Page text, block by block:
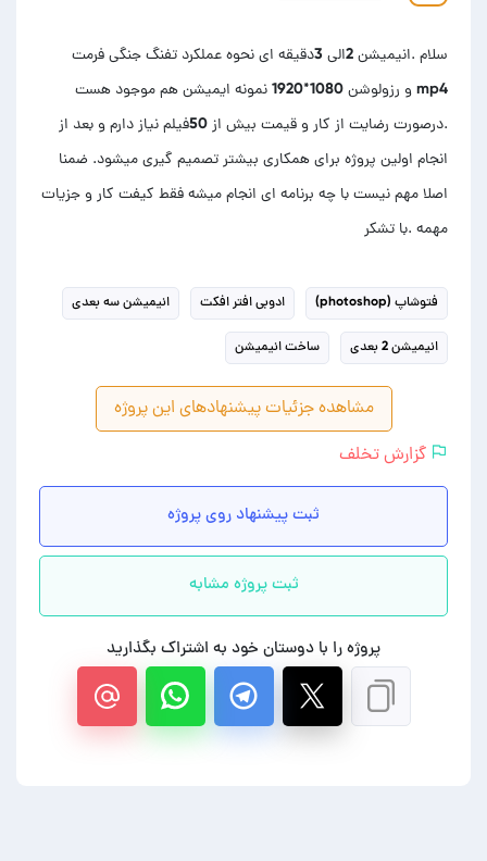
سلام .انیمیشن 2الی 3دقیقه ای نحوه عملکرد تفنگ جنگی فرمت
mp4 و رزولوشن 1080*1920 نمونه ایمیشن هم موجود هست
.درصورت رضایت از کار و قیمت بیش از 50فیلم نیاز دارم و بعد از
انجام اولین پروژه برای همکاری بیشتر تصمیم گیری میشود. ضمنا
اصلا مهم نیست با چه برنامه ای انجام میشه فقط کیفت کار و جزیات
مهمه .با تشکر
فتوشاپ (photoshop) ادوبی افتر افکت انیمیشن سه بعدی
انیمیشن 2 بعدی ساخت انیمیشن
مشاهده جزئیات پیشنهادهای این پروژه
گزارش تخلف
ثبت پیشنهاد روی پروژه
ثبت پروژه مشابه
پروژه را با دوستان خود به اشتراک بگذارید